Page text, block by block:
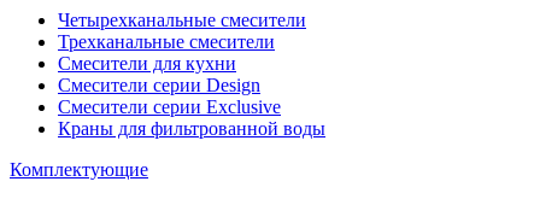
Четырехканальные смесители
Трехканальные смесители
Смесители для кухни
Смесители серии Design
Смесители серии Exclusive
Краны для фильтрованной воды
Комплектующие